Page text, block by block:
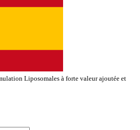
Liposomales à forte valeur ajoutée et